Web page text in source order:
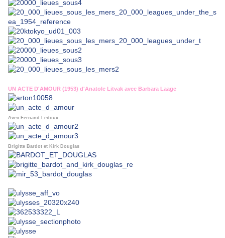
UN ACTE D'AMOUR (1953) d'Anatole Litvak avec Barbara Laage
Avec Fernand Ledoux
Brigitte Bardot et Kirk Douglas